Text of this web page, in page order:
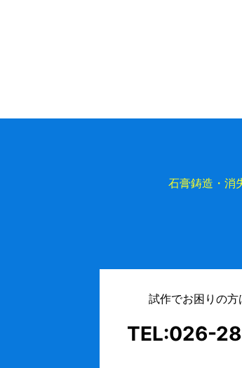
石膏鋳造・消
試作でお困りの方
TEL:026-